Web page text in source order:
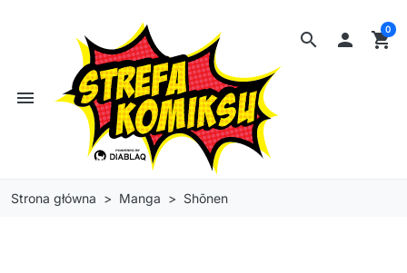
search
menu
 shopping_cart
0
Strona główna Manga Shōnen